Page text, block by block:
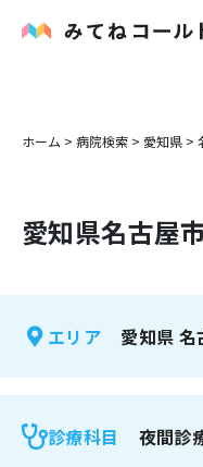
内科
花粉症
感染症
ホーム > 病院検索 > 愛知県 >
愛知県名古屋
エリア 愛知県 名
診療科目 夜間診